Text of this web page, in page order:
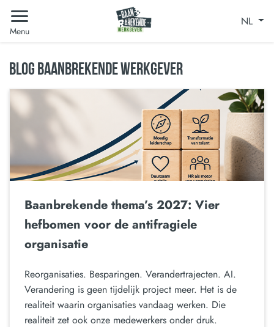
Menu
NL
BLOG BAANBREKENDE WERKGEVER
Baanbrekende thema’s 2027: Vier
hefbomen voor de antifragiele
organisatie
Reorganisaties. Besparingen. Verandertrajecten. AI.
Verandering is geen tijdelijk project meer. Het is de
realiteit waarin organisaties vandaag werken. Die
realiteit zet ook onze medewerkers onder druk.